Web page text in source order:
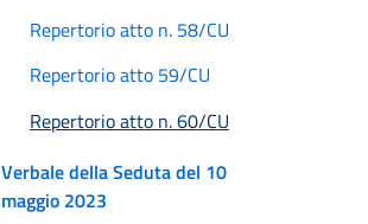
Repertorio atto n. 58/CU
Repertorio atto 59/CU
Repertorio atto n. 60/CU
Verbale della Seduta del 10
maggio 2023